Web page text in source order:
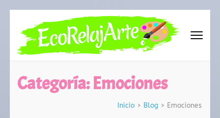
contenido
(presiona
tecla
Intro)
Categoría:Emociones
Inicio > Blog > Emociones